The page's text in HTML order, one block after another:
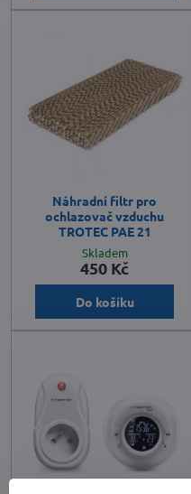
Náhradní filtr pro
ochlazovač vzduchu
TROTEC PAE 21
Skladem
450 Kč
Do košíku